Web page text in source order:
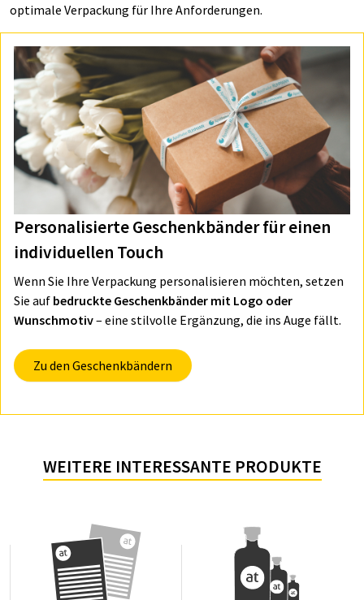
optimale Verpackung für Ihre Anforderungen.
Personalisierte Geschenkbänder für einen
individuellen Touch
Wenn Sie Ihre Verpackung personalisieren möchten, setzen
Sie auf bedruckte Geschenkbänder mit Logo oder
Wunschmotiv– eine stilvolle Ergänzung, die ins Auge fällt.
Zu den Geschenkbändern
WEITERE INTERESSANTE PRODUKTE